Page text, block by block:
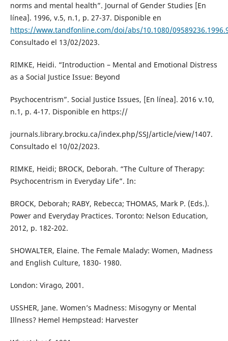
norms and mental health”. Journal of Gender Studies [En
línea]. 1996, v.5, n.1, p. 27-37. Disponible en
https://www.tandfonline.com/doi/abs/10.1080/
Consultado el 13/02/2023.
RIMKE, Heidi. “Introduction – Mental and Emotional Distress
as a Social Justice Issue: Beyond
Psychocentrism”. Social Justice Issues, [En línea]. 2016 v.10,
n.1, p. 4-17. Disponible en https://
journals.library.brocku.ca/index.php/SSJ/article/view/1407.
Consultado el 10/02/2023.
RIMKE, Heidi; BROCK, Deborah. “The Culture of Therapy:
Psychocentrism in Everyday Life”. In:
BROCK, Deborah; RABY, Rebecca; THOMAS, Mark P. (Eds.).
Power and Everyday Practices. Toronto: Nelson Education,
2012, p. 182-202.
SHOWALTER, Elaine. The Female Malady: Women, Madness
and English Culture, 1830- 1980.
London: Virago, 2001.
USSHER, Jane. Women’s Madness: Misogyny or Mental
Illness? Hemel Hempstead: Harvester